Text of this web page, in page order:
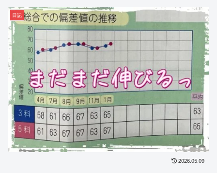
日記
2026.05.09